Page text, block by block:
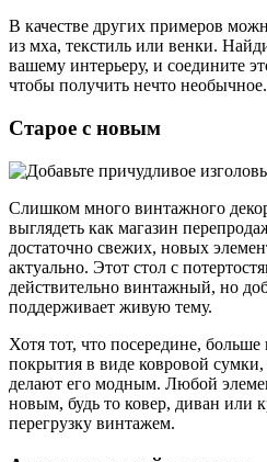
В качестве других примеров
из мха, текстиль или венки.
вашему интерьеру, и соедините
чтобы получить нечто необычное.
Старое с новым
Слишком много винтажного
выглядеть как магазин
достаточно свежих, новых
актуально. Этот стол с
действительно винтажный, но
поддерживает живую тему.
Хотя тот, что посередине,
покрытия в виде ковровой
делают его модным. Любой
новым, будь то ковер, диван или
перегрузку винтажем.